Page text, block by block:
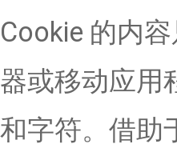
Cookie 的内
器或移动应用
和字符。借助